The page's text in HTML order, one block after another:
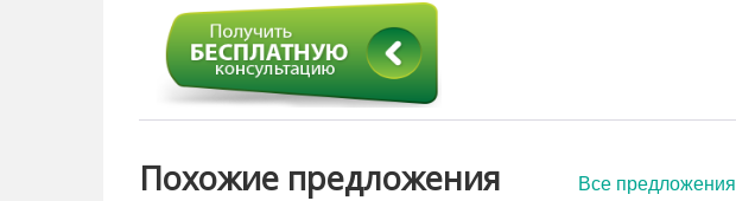
Похожие предложения Все предложения